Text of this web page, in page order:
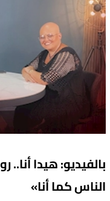
بالفيديو: هيدا
الناس كما أنا»